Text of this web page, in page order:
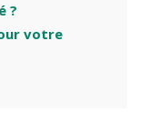
?
votre